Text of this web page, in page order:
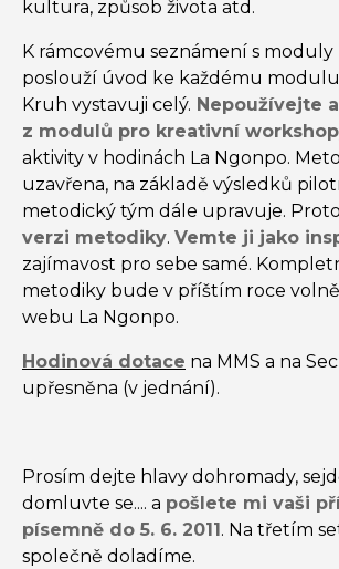
kultura, způsob života atd.
K rámcovému seznámení s
poslouží úvod ke každému
Kruh vystavuji celý. Nepoužívejte
z modulů pro kreativní
aktivity v hodinách La Ngonpo.
uzavřena, na základě výsledků
metodický tým dále upravuje. Proto
verzi metodiky. Vemte ji jako
zajímavost pro sebe samé.
metodiky bude v příštím roce
webu La Ngonpo.
Hodinová dotace na MMS a na
upřesněna (v jednání).
Prosím dejte hlavy dohromady,
domluvte se.... a pošlete mi vaši
písemně do 5. 6. 2011 . Na třetím
společně doladíme.